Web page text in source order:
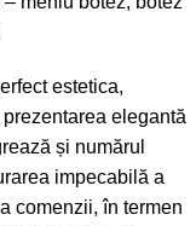
estetica,
elegantă
și numărul
impecabilă a
comenzii, în termen